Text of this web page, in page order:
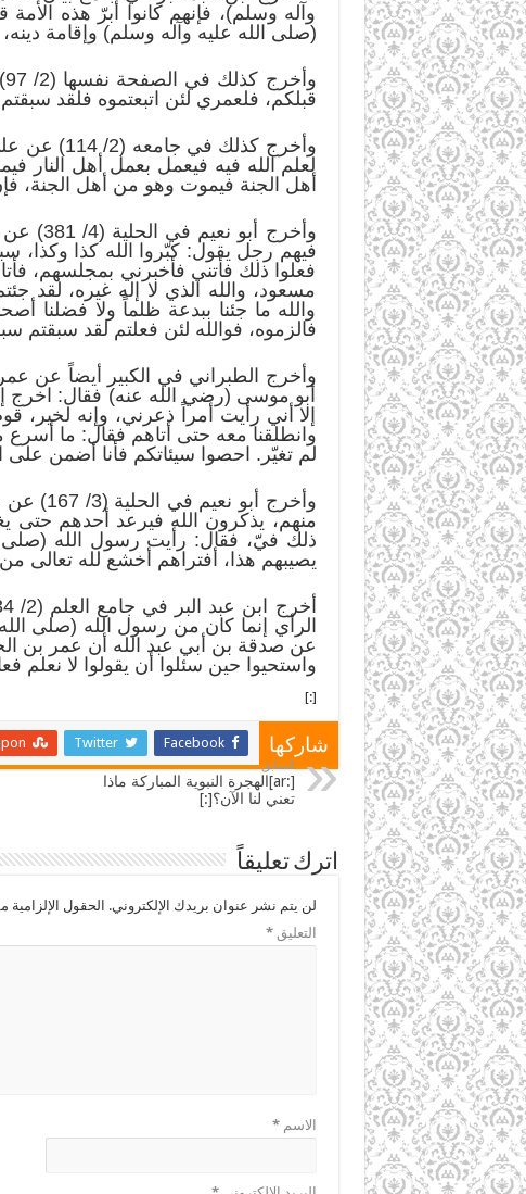
وآله وسلم)، فإنهم كانوا أبرّ هذه الأمة
(صلى الله عليه وآله وسلم) وإقامة
قبلكم، فلعمري لئن اتبعتموه فلقد سبقتم
وأخرج
لعلم الله فيه فيعمل بعمل أهل النار
أهل الجنة فيموت وهو من أهل الجنة، فإن
وأخرج
فيهم رجل يقول: كبّروا الله كذا وكذا،
فعلوا ذلك فأتني فأخبرني بمجلسهم،
مسعود، والله الذي لا إله غيره،
والله ما جئنا ببدعة ظلماً ولا فضلنا
فالزموه، فوالله لئن فعلتم لقد سبقتم
وأخرج الطبراني في الكبير أيضاً عن
أبو موسى (رضي الله عنه) فقال: اخرج
إلا أني رأيت أمراً ذعرني، وإنه
وانطلقنا معه حتى أتاهم فقال: ما أسرع
لم تغيّر. احصوا سيئاتكم فأنا أضمن
وأخرج
منهم، يذكرون الله فيرعد أحدهم حتى
ذلك فيّ، فقال: رأيت رسول الله (صلى
يصيبهم هذا، أفتراهم أخشع لله تعالى
عن صدقة بن أبي عبد الله أن عمر بن
واستحيوا حين سئلوا أن يقولوا لا نعلم
[:]
شاركها Facebook
Twitter
السابق
[:ar]الهجرة النبوية المباركة ماذا
تعني لنا الآن؟[:]
اترك تعليقاً
لن يتم نشر عنوان بريدك الإلكتروني. الحقول الإلزامية
التعليق*
الاسم*